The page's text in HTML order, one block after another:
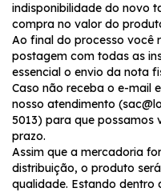
indisponibilidade do novo
compra no valor do
Ao final do processo você
postagem com todas as
essencial o envio da nota
Caso não receba o e-mail
nosso atendimento (
5013) para que possamos
prazo.
Assim que a mercadoria
distribuição, o produto
qualidade. Estando dentro